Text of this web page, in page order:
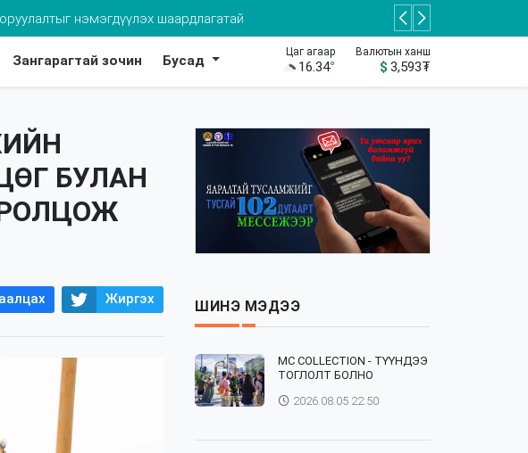
нэмэгдүүлэх шаардлагатай
Зангарагтай зочин Бусад
Цаг агаар
16.34°
Валютын ханш
$ 3,593₮
БУЛАН
Жиргэх ШИНЭ МЭДЭЭ
⁣MC COLLECTION - ТҮҮНДЭЭ
ТОГЛОЛТ БОЛНО
2026.08.05 22:50